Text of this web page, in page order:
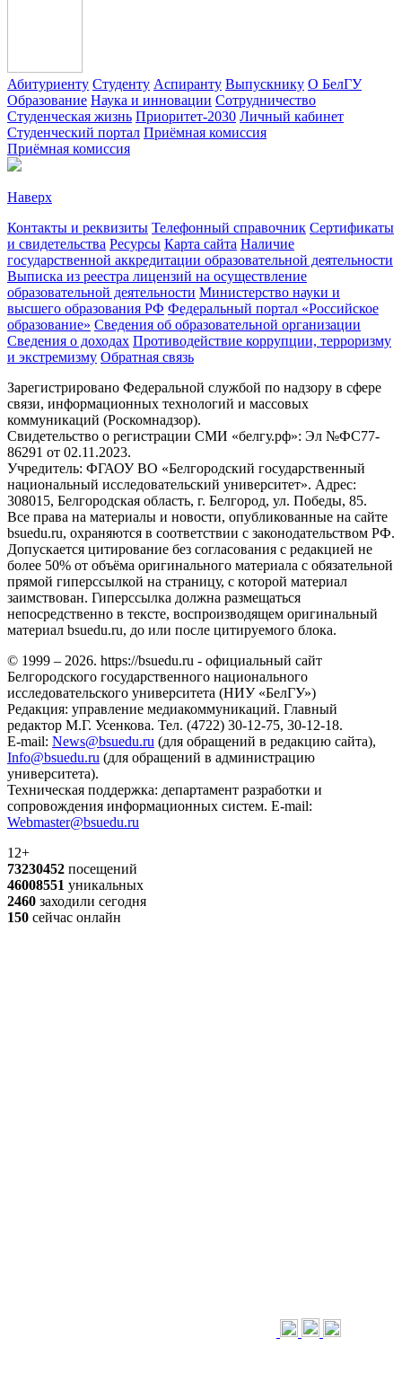
Абитуриенту Студенту Аспиранту Выпускнику О БелГУ
Образование Наука и инновации Сотрудничество
Студенческая жизнь Приоритет-2030 Личный кабинет
Студенческий портал Приёмная комиссия
Приёмная комиссия
Наверх
Контакты и реквизиты Телефонный справочник Сертификаты
и свидетельства Ресурсы Карта сайта Наличие
государственной аккредитации образовательной деятельности
Выписка из реестра лицензий на осуществление
образовательной деятельности Министерствo науки и
высшего образования РФ Федеральный портал «Российское
образование» Сведения об образовательной организации
Сведения о доходах Противодействие коррупции, терроризму
и экстремизму Обратная связь
Зарегистрировано Федеральной службой по надзору в сфере
связи, информационных технологий и массовых
коммуникаций (Роскомнадзор).
Свидетельство о регистрации СМИ «белгу.рф»: Эл №ФС77-
86291 от 02.11.2023.
Учредитель: ФГАОУ ВО «Белгородский государственный
национальный исследовательский университет». Адрес:
308015, Белгородская область, г. Белгород, ул. Победы, 85.
Все права на материалы и новости, опубликованные на сайте
bsuedu.ru, охраняются в соответствии с законодательством РФ.
Допускается цитирование без согласования с редакцией не
более 50% от объёма оригинального материала с обязательной
прямой гиперссылкой на страницу, с которой материал
заимствован. Гиперссылка должна размещаться
непосредственно в тексте, воспроизводящем оригинальный
материал bsuedu.ru, до или после цитируемого блока.
© 1999 – 2026. https://bsuedu.ru - официальный сайт
Белгородского государственного национального
исследовательского университета (НИУ «БелГУ»)
Редакция: управление медиакоммуникаций. Главный
редактор М.Г. Усенкова. Тел. (4722) 30-12-75, 30-12-18.
E-mail: News@bsuedu.ru (для обращений в редакцию сайта),
Info@bsuedu.ru (для обращений в администрацию
университета).
Техническая поддержка: департамент разработки и
сопровождения информационных систем. E-mail:
Webmaster@bsuedu.ru
12+
73230452 посещений
46008551 уникальных
2460 заходили сегодня
150 сейчас онлайн